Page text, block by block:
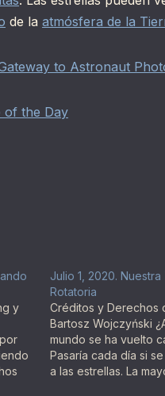
de la atmósfera de la
to Astronaut
of the Day
y
Julio 1, 2020. Nuestra
Rotatoria
Créditos y Derechos
Bartosz Wojczyński
mundo se ha vuelto
Pasaría cada día si
a las estrellas. La